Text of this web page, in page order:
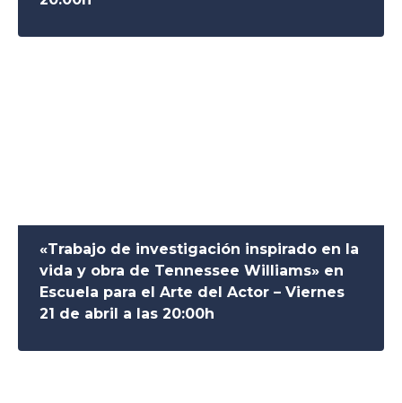
«Trabajo de investigación inspirado en la
vida y obra de Tennessee Williams» en
Escuela para el Arte del Actor – Viernes
21 de abril a las 20:00h